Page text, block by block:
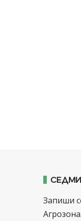
Запиши
Агрозона.